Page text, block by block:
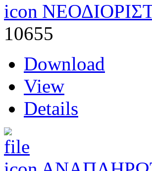
10655
Download
View
Details